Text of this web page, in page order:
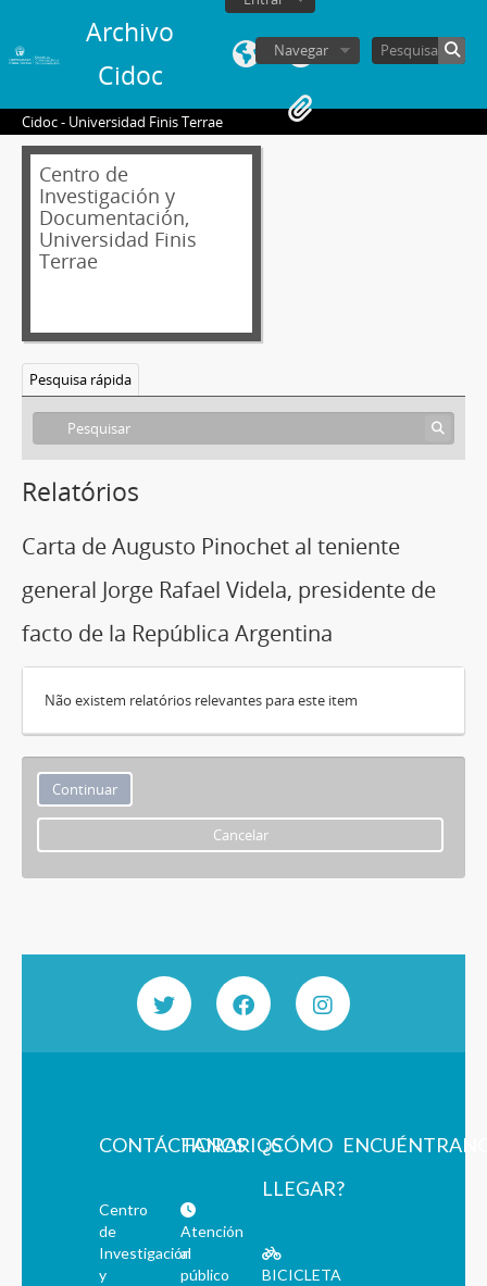
Archivo
Cidoc
Navegar
Cidoc - Universidad Finis Terrae
Centro de
Investigación y
Documentación,
Universidad Finis
Terrae
Pesquisa rápida
Relatórios
Carta de Augusto Pinochet al teniente
general Jorge Rafael Videla, presidente de
facto de la República Argentina
Não existem relatórios relevantes para este item
Cancelar
CONTÁCTANOS
Centro
de
Investigación
y
HORARIOS
Atención
al
público
¿CÓMO
LLEGAR?
BICICLETA